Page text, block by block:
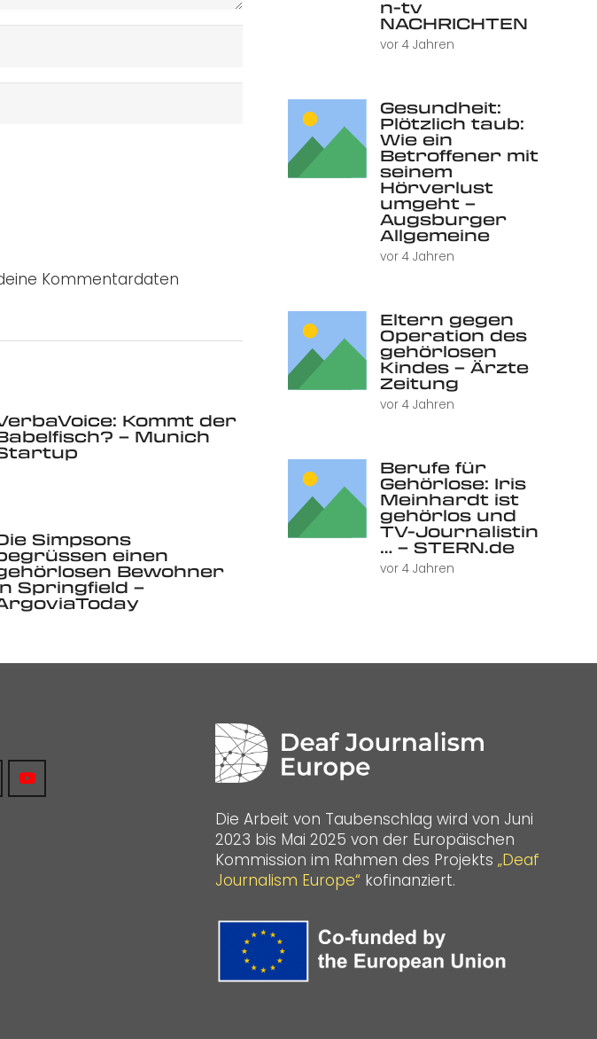
Kommentardaten
Kommt der
– Munich
Simpsons
einen
Bewohner
Springfield –
n-tv
NACHRICHTEN
vor 4 Jahren
Gesundheit:
Plötzlich taub:
Wie ein
Betroffener mit
seinem
Hörverlust
umgeht –
Augsburger
Allgemeine
vor 4 Jahren
Eltern gegen
Operation des
gehörlosen
Kindes – Ärzte
Zeitung
vor 4 Jahren
Berufe für
Gehörlose: Iris
Meinhardt ist
gehörlos und
TV-Journalistin
… – STERN.de
vor 4 Jahren
Die Arbeit von Taubenschlag wird von Juni
2023 bis Mai 2025 von der Europäischen
Kommission im Rahmen des Projekts „Deaf
Journalism Europe“ kofinanziert.